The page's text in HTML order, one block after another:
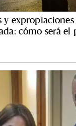
y
cómo será